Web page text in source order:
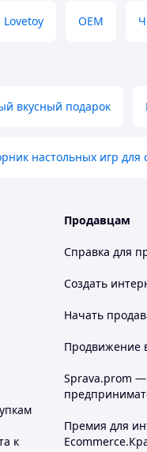
Lovetoy OEM
вкусный подарок
настольных игр для
к
Продавцам
Справка для
Создать
Начать
Продвижение
Sprava.prom
Премия для